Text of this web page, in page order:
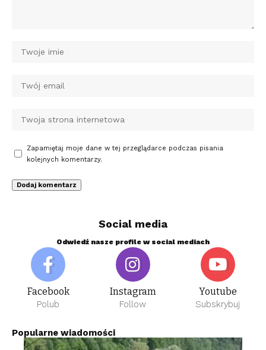
Zapamiętaj moje dane w tej przeglądarce podczas pisania
kolejnych komentarzy.
Social media
Odwiedź nasze profile w social mediach
Facebook
Polub
Instagram
Follow
Youtube
Subskrybuj
Popularne wiadomości